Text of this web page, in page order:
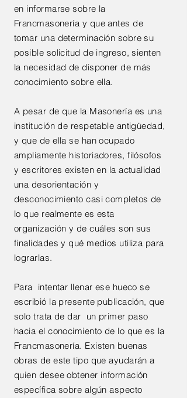
en informarse sobre la
Francmasonería y que antes de
tomar una determinación sobre su
posible solicitud de ingreso, sienten
la necesidad de disponer de más
conocimiento sobre ella.
A pesar de que la Masonería es una
institución de respetable antigüedad,
y que de ella se han ocupado
ampliamente historiadores, filósofos
y escritores existen en la actualidad
una desorientación y
desconocimiento casi completos de
lo que realmente es esta
organización y de cuáles son sus
finalidades y qué medios utiliza para
lograrlas.
Para intentar llenar ese hueco se
escribió la presente publicación, que
solo trata de dar un primer paso
hacia el conocimiento de lo que es la
Francmasonería. Existen buenas
obras de este tipo que ayudarán a
quien desee obtener información
específica sobre algún aspecto